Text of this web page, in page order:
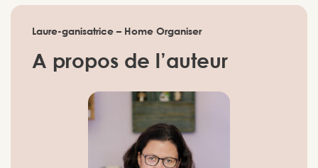
Laure-ganisatrice – Home Organiser
A propos de l’auteur